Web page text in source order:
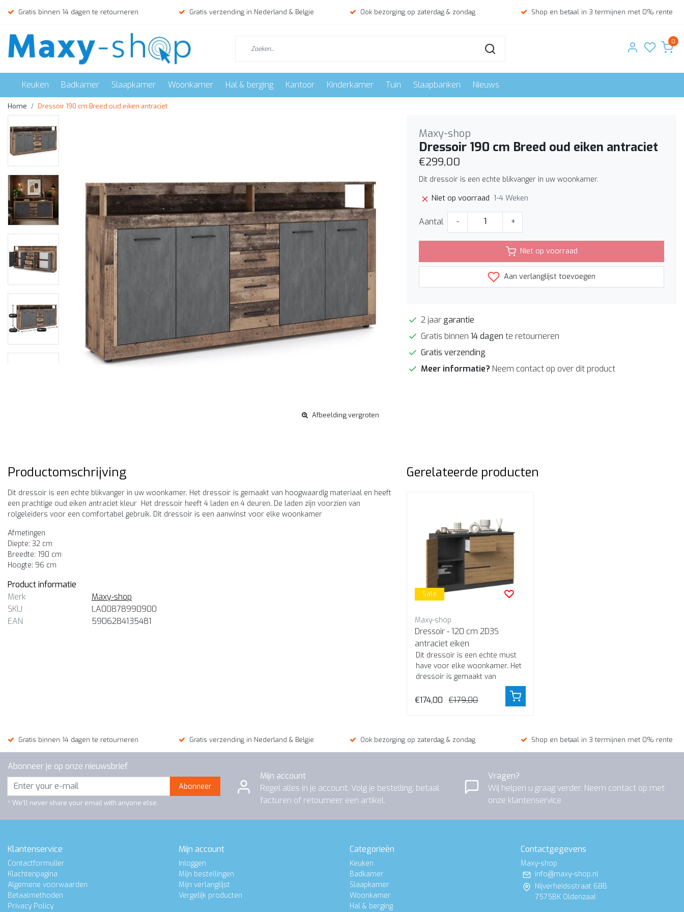
Gratis binnen 14 dagen te retourneren Gratis verzending in Nederland & Belgie Ook bezorging op zaterdag & zondag Shop en betaal in 3 termijnen met 0% rente
0
Keuken Badkamer Slaapkamer Woonkamer Hal & berging Kantoor Kinderkamer Tuin Slaapbanken Nieuws
Home Dressoir 190 cm Breed oud eiken antraciet
Afbeelding vergroten
Maxy-shop
Dressoir 190 cm Breed oud eiken antraciet
€299,00
Dit dressoir is een echte blikvanger in uw woonkamer.
Niet op voorraad 1-4 Weken
Aantal - +
Niet op voorraad
Aan verlanglijst toevoegen
2 jaar garantie
Gratis binnen 14 dagen te retourneren
Gratis verzending
Meer informatie? Neem contact op over dit product
Productomschrijving
Dit dressoir is een echte blikvanger in uw woonkamer. Het dressoir is gemaakt van hoogwaardig materiaal en heeft
een prachtige oud eiken antraciet kleur Het dressoir heeft 4 laden en 4 deuren. De laden zijn voorzien van
rolgeleiders voor een comfortabel gebruik. Dit dressoir is een aanwinst voor elke woonkamer
Afmetingen
Diepte: 32 cm
Breedte: 190 cm
Hoogte: 96 cm
Product informatie
Merk
Maxy-shop
SKU
LA00878990900
EAN
5906284135481
Gerelateerde producten
Sale
Maxy-shop
Dressoir - 120 cm 2D3S
antraciet eiken
Dit dressoir is een echte must
have voor elke woonkamer. Het
dressoir is gemaakt van
€174,00 €179,00
Gratis binnen 14 dagen te retourneren Gratis verzending in Nederland & Belgie Ook bezorging op zaterdag & zondag Shop en betaal in 3 termijnen met 0% rente
Abonneer je op onze nieuwsbrief
Abonneer
* We'll never share your email with anyone else.
Mijn account
Regel alles in je account. Volg je bestelling, betaal
facturen of retourneer een artikel.
Vragen?
Wij helpen u graag verder. Neem contact op met
onze klantenservice
Klantenservice
Contactformulier
Klachtenpagina
Algemene voorwaarden
Betaalmethoden
Privacy Policy
Mijn account
Inloggen
Mijn bestellingen
Mijn verlanglijst
Vergelijk producten
Categorieën
Keuken
Badkamer
Slaapkamer
Woonkamer
Hal & berging
Contactgegevens
Maxy-shop
info@maxy-shop.nl
Nijverheidsstraat 68B
7575BK Oldenzaal